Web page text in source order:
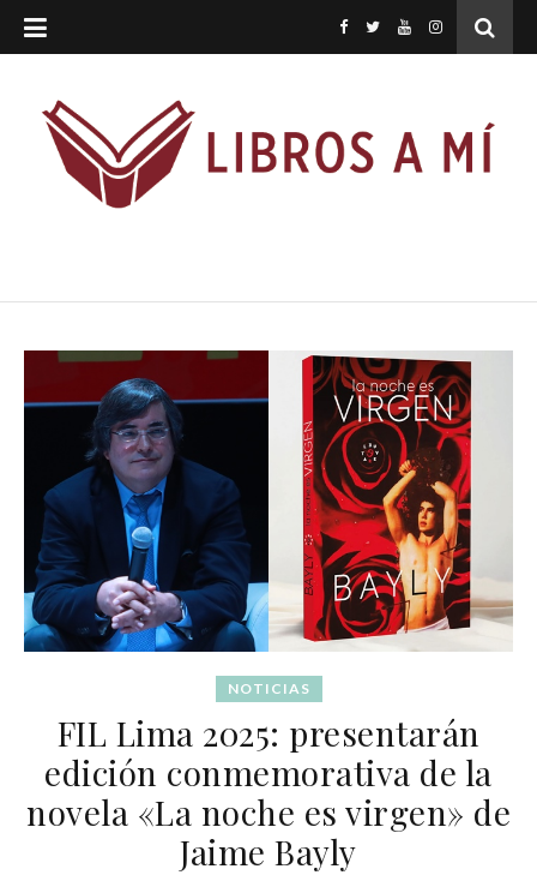
NOTICIAS
FIL Lima 2025: presentarán
edición conmemorativa de la
novela «La noche es virgen» de
Jaime Bayly